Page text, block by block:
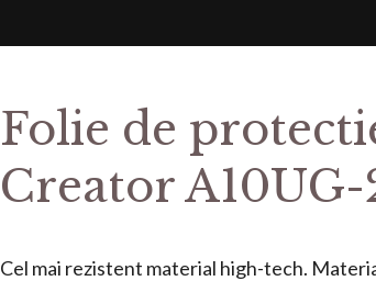
Folie de
Creator A10UG-
Cel mai rezistent material high-tech.